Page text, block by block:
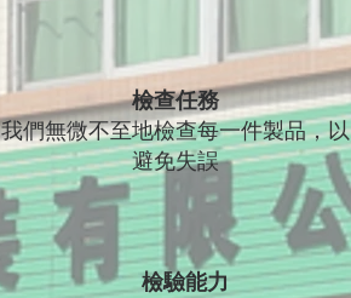
檢查任務
我們無微不至地檢查每一件製品，以
避免失誤
檢驗能力